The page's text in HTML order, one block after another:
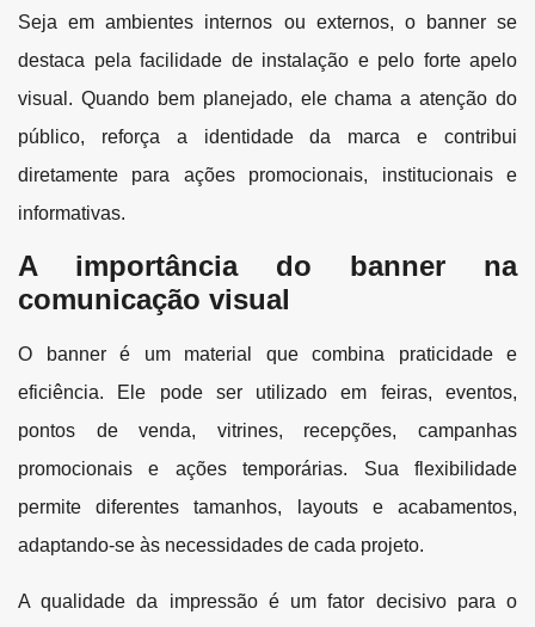
Seja em ambientes internos ou externos, o banner se
destaca pela facilidade de instalação e pelo forte apelo
visual. Quando bem planejado, ele chama a atenção do
público, reforça a identidade da marca e contribui
diretamente para ações promocionais, institucionais e
informativas.
A importância do banner na
comunicação visual
O banner é um material que combina praticidade e
eficiência. Ele pode ser utilizado em feiras, eventos,
pontos de venda, vitrines, recepções, campanhas
promocionais e ações temporárias. Sua flexibilidade
permite diferentes tamanhos, layouts e acabamentos,
adaptando-se às necessidades de cada projeto.
A qualidade da impressão é um fator decisivo para o